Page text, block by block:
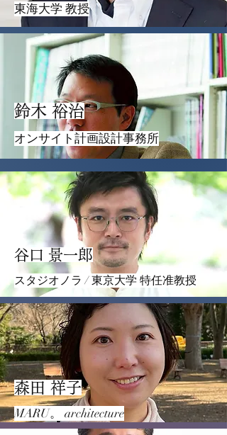
東海大学 教授
鈴木 裕治
オンサイト計画設計事務所
谷口 景一郎
スタジオノラ / 東京大学 特任准教授
森田 祥子
MARU。 architecture